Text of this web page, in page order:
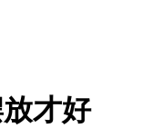
才好